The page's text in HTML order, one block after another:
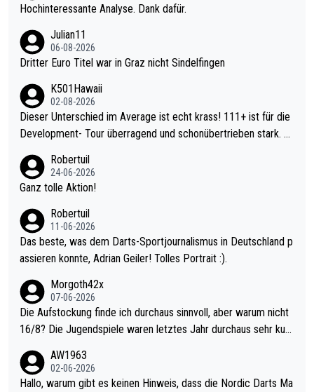
Hochinteressante Analyse. Dank dafür.
Julian11
06-08-2026
Dritter Euro Titel war in Graz nicht Sindelfingen
K501Hawaii
02-08-2026
Dieser Unterschied im Average ist echt krass! 111+ ist für die
Development- Tour überragend und schonübertrieben stark. U
mal 40+ erst recht. Da gewinnst keinen Blumentopf - ist ja noc
h krasser wie ein Pokalspiel eines Kreisligisten vs einem Bund
Robertuil
24-06-2026
Ganz tolle Aktion!
Robertuil
11-06-2026
Das beste, was dem Darts-Sportjournalismus in Deutschland p
assieren konnte, Adrian Geiler! Tolles Portrait :).
Morgoth42x
07-06-2026
Die Aufstockung finde ich durchaus sinnvoll, aber warum nicht
16/8? Die Jugendspiele waren letztes Jahr durchaus sehr kurz
Allerdings ist Mitchell Lawrie als Nummer 1 der Welt eh qualifi
ziert. Somit ändert die automatische Qualifikation des Weltmei
AW1963
02-06-2026
Hallo, warum gibt es keinen Hinweis, dass die Nordic Darts Ma